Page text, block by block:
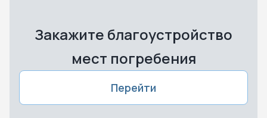
Закажите благоустройство
мест погребения
Перейти